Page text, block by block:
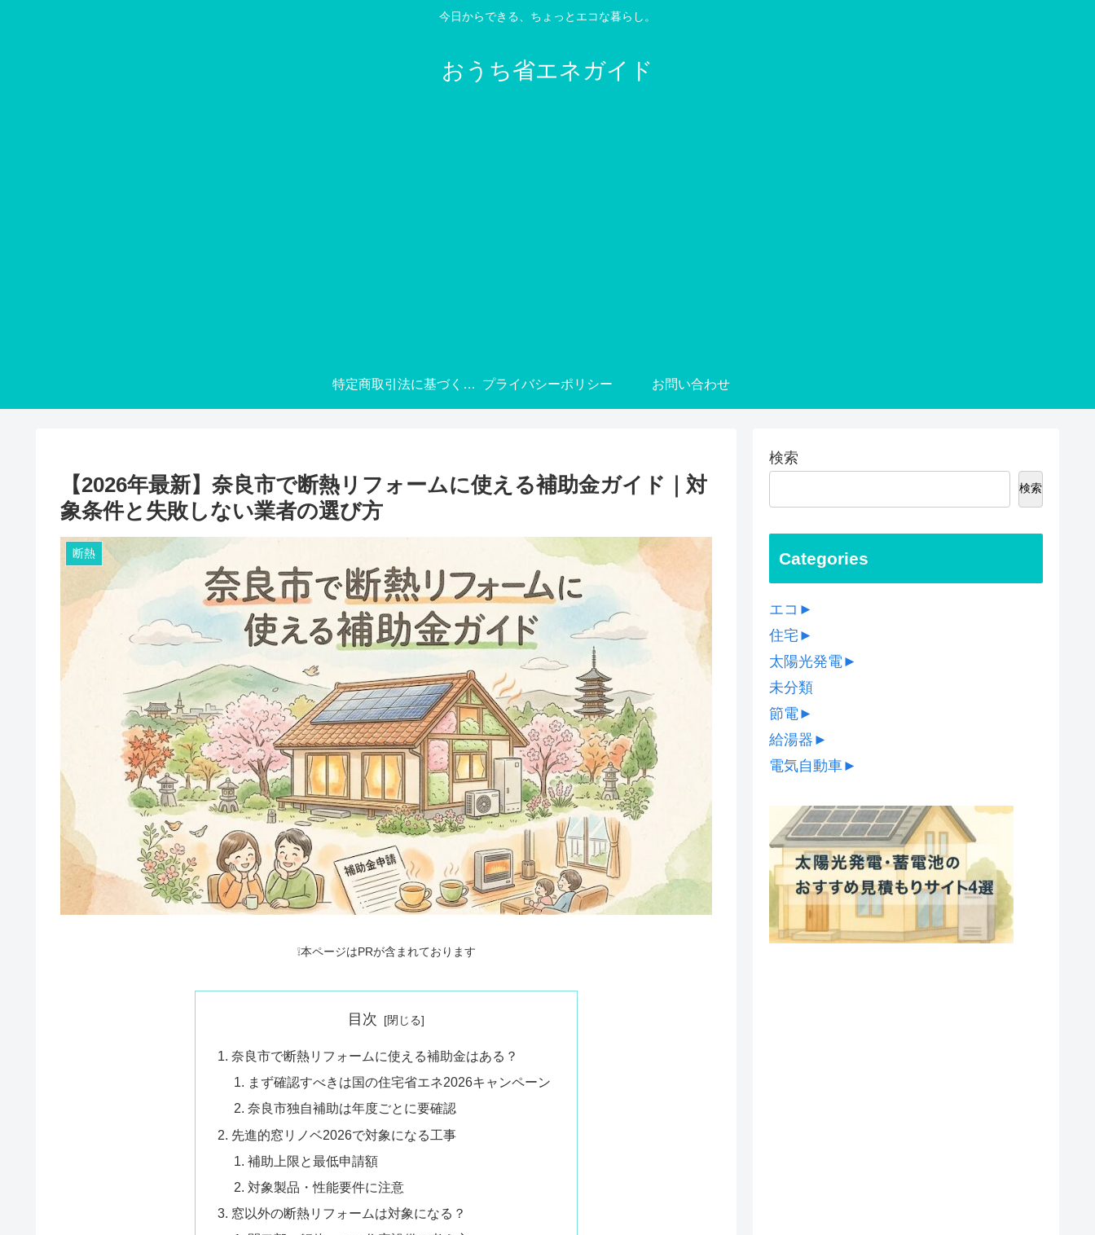
今日からできる、ちょっとエコな暮らし。
おうち省エネガイド
特定商取引法に基づく表記 プライバシーポリシー お問い合わせ
【2026年最新】奈良市で断熱リフォームに使える補助金ガイド｜対
象条件と失敗しない業者の選び方
断熱
❕本ページはPRが含まれております
目次
奈良市で断熱リフォームに使える補助金はある？
まず確認すべきは国の住宅省エネ2026キャンペーン
奈良市独自補助は年度ごとに要確認
先進的窓リノベ2026で対象になる工事
補助上限と最低申請額
対象製品・性能要件に注意
窓以外の断熱リフォームは対象になる？
検索
検索
Categories
エコ ►
住宅 ►
太陽光発電►
未分類
節電►
給湯器 ►
電気自動車►